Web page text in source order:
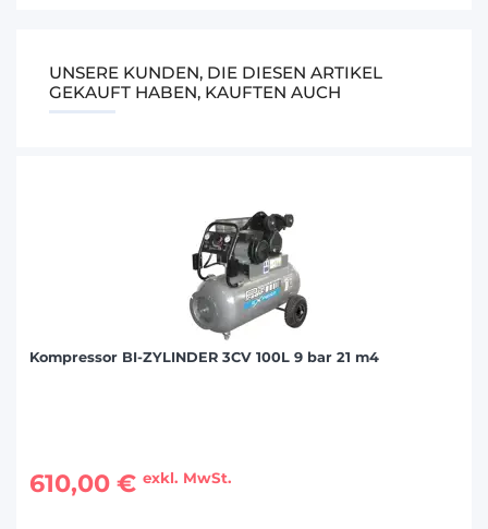
UNSERE KUNDEN, DIE DIESEN ARTIKEL
GEKAUFT HABEN, KAUFTEN AUCH
Kompressor BI-ZYLINDER 3CV 100L 9 bar 21 m4
610,00 € exkl. MwSt.